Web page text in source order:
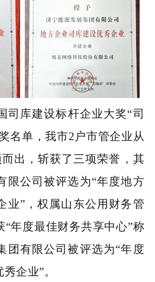
司库建设标杆企业大奖“司
名单，我市2户市管企业从
出，斩获了三项荣誉，其
限公司被评选为“年度地方
业”，权属山东公用财务管
“年度最佳财务共享中心”称
团有限公司被评选为“年度
企业”。